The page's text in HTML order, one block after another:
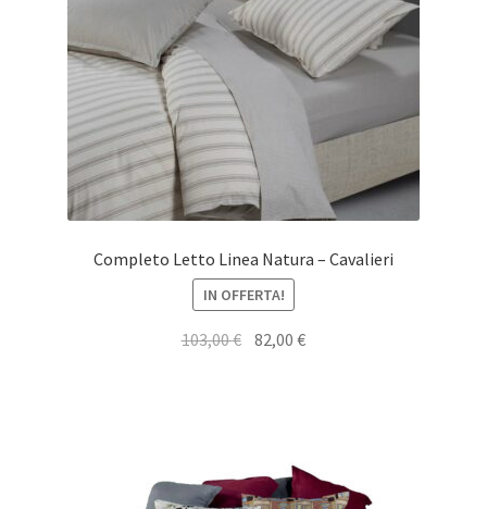
Completo Letto Linea Natura – Cavalieri
IN OFFERTA!
103,00€ 82,00€Il